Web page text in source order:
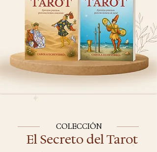
COLECCIÓN
El Secreto del Tarot